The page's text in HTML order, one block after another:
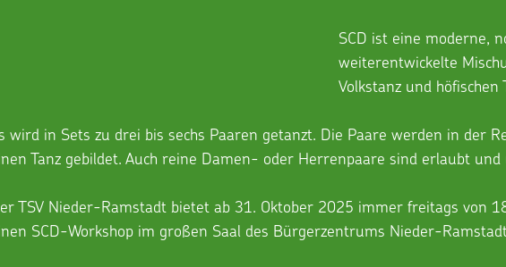
SCD ist eine moderne,
weiterentwickelte
Volkstanz und höfischen
wird in Sets zu drei bis sechs Paaren getanzt. Die Paare werden in der
Tanz gebildet. Auch reine Damen- oder Herrenpaare sind erlaubt und
TSV Nieder-Ramstadt bietet ab 31. Oktober 2025 immer freitags von
SCD-Workshop im großen Saal des Bürgerzentrums Nieder-